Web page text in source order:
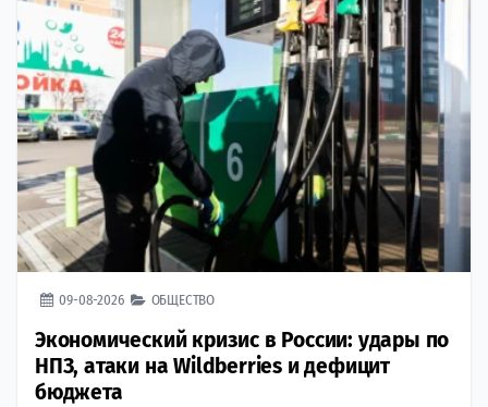
09-08-2026 ОБЩЕСТВО
Экономический кризис в России: удары по
НПЗ, атаки на Wildberries и дефицит
бюджета